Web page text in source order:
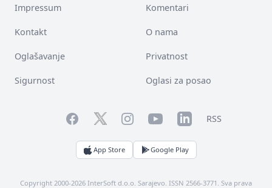
Impressum Komentari
Kontakt O nama
Oglašavanje Privatnost
Sigurnost Oglasi za posao
FacebookTwitterInstagramYouTubeLinkedInRSS
App Store Google Play
Copyright 2000-2026 InterSoft d.o.o. Sarajevo. ISSN 2566-3771. Sva prava